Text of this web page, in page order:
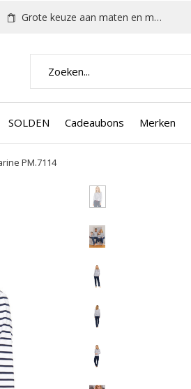
SOLDEN Cadeaubons Merken
Grote keuze aan maten en modellen
PM.7114